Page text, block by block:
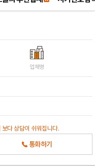
업체명
다 상담이 쉬워집니다.
통화하기